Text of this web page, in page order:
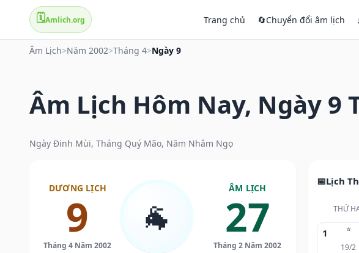
🗓️Amlich.org Trang chủ 🔄Chuyển đổi âm lịch
Âm Lịch>Năm 2002>Tháng 4>Ngày 9
Âm Lịch Hôm Nay, Ngày 9
Ngày Đinh Mùi, Tháng Quý Mão, Năm Nhâm Ngọ
DƯƠNG LỊCH
9
Tháng 4 Năm 2002
🐐
ÂM LỊCH
27
Tháng 2 Năm 2002
Lịch
THỨ
⭐
1
19/2